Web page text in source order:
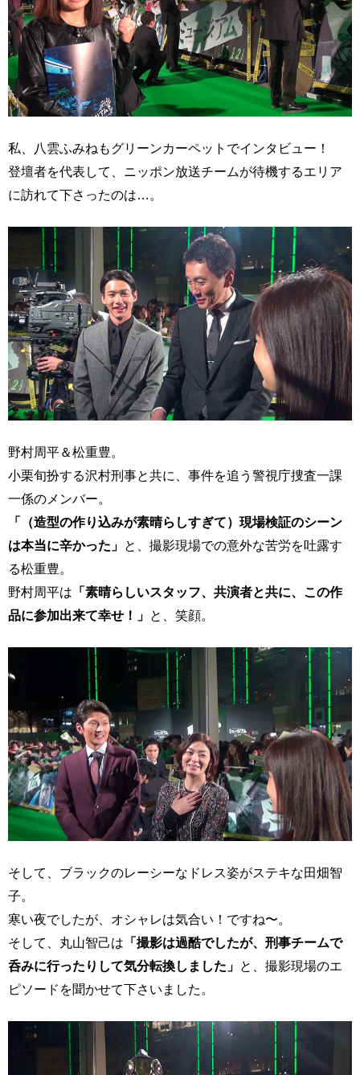
私、八雲ふみねもグリーンカーペットでインタビュー！
登壇者を代表して、ニッポン放送チームが待機するエリア
に訪れて下さったのは…。
野村周平＆松重豊。
小栗旬扮する沢村刑事と共に、事件を追う警視庁捜査一課
一係のメンバー。
「（造型の作り込みが素晴らしすぎて）現場検証のシーン
は本当に辛かった」 と、撮影現場での意外な苦労を吐露す
る松重豊。
野村周平は 「素晴らしいスタッフ、共演者と共に、この作
品に参加出来て幸せ！」 と、笑顔。
そして、ブラックのレーシーなドレス姿がステキな田畑智
子。
寒い夜でしたが、オシャレは気合い！ですね〜。
そして、丸山智己は 「撮影は過酷でしたが、刑事チームで
呑みに行ったりして気分転換しました」 と、撮影現場のエ
ピソードを聞かせて下さいました。